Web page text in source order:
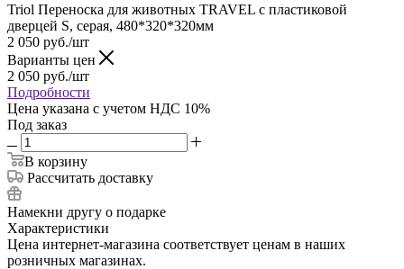
Triol Переноска для животных TRAVEL с пластиковой
дверцей S, серая, 480*320*320мм
2 050 руб./шт
Варианты цен
2 050 руб./шт
Подробности
Цена указана с учетом НДС 10%
Под заказ
В корзину
Рассчитать доставку
Намекни другу о подарке
Характеристики
Цена интернет-магазина соответствует ценам в наших
розничных магазинах.